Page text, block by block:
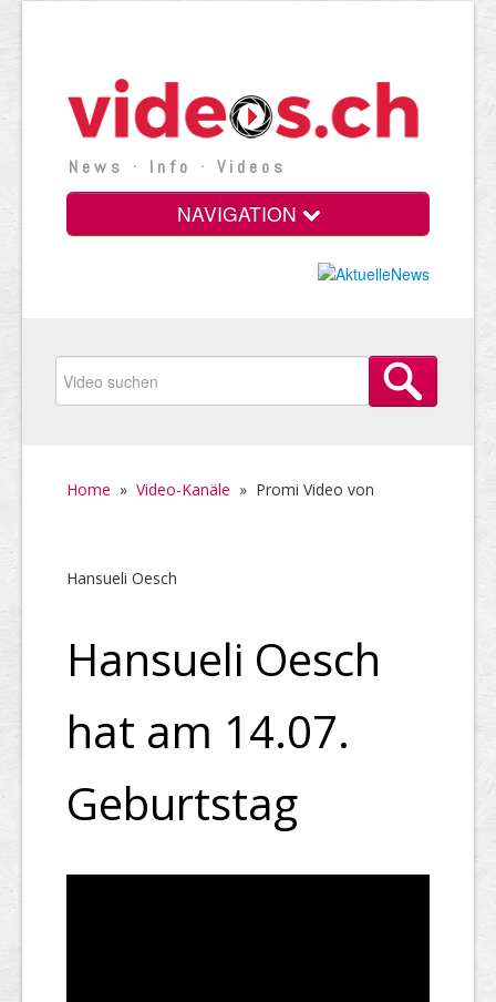
News · Info · Videos
NAVIGATION
Home » Video-Kanäle » Promi Video von
Hansueli Oesch
Hansueli Oesch
hat am 14.07.
Geburtstag